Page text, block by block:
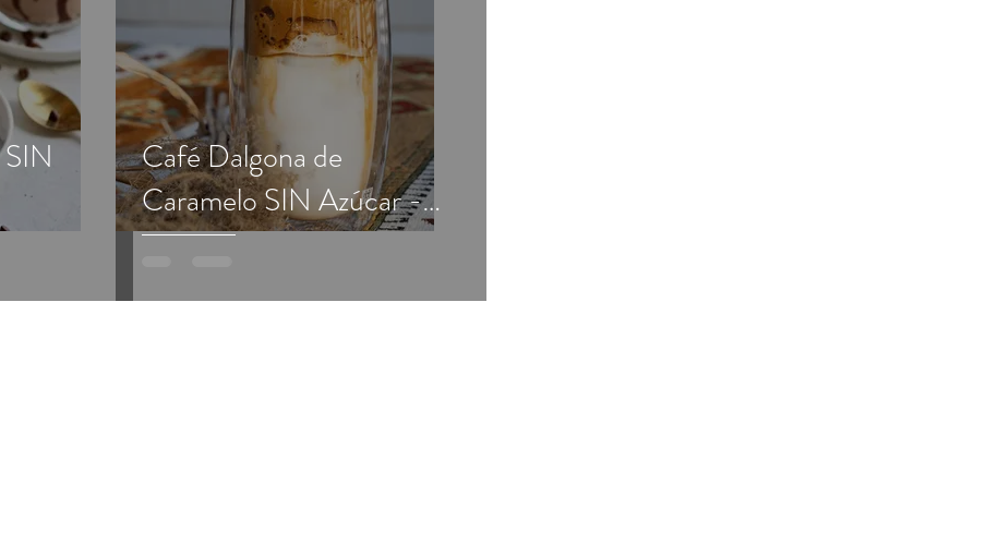
Café Dalgona de
Caramelo SIN Azúcar -
APEGO Tradicional